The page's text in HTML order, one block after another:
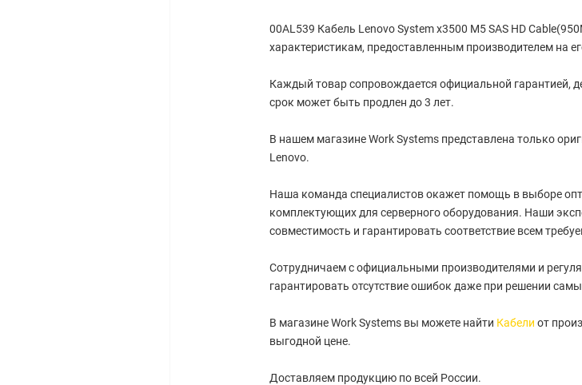
00AL539 Кабель Lenovo System x3500 M5 SAS HD
характеристикам, предоставленным производителем на
Каждый товар сопровождается официальной гарантией,
срок может быть продлен до 3 лет.
В нашем магазине Work Systems представлена только
Lenovo.
Наша команда специалистов окажет помощь в выборе
комплектующих для серверного оборудования. Наши
совместимость и гарантировать соответствие всем
Сотрудничаем с официальными производителями и
гарантировать отсутствие ошибок даже при решении
В магазине Work Systems вы можете найти Кабели от
выгодной цене.
Доставляем продукцию по всей России.